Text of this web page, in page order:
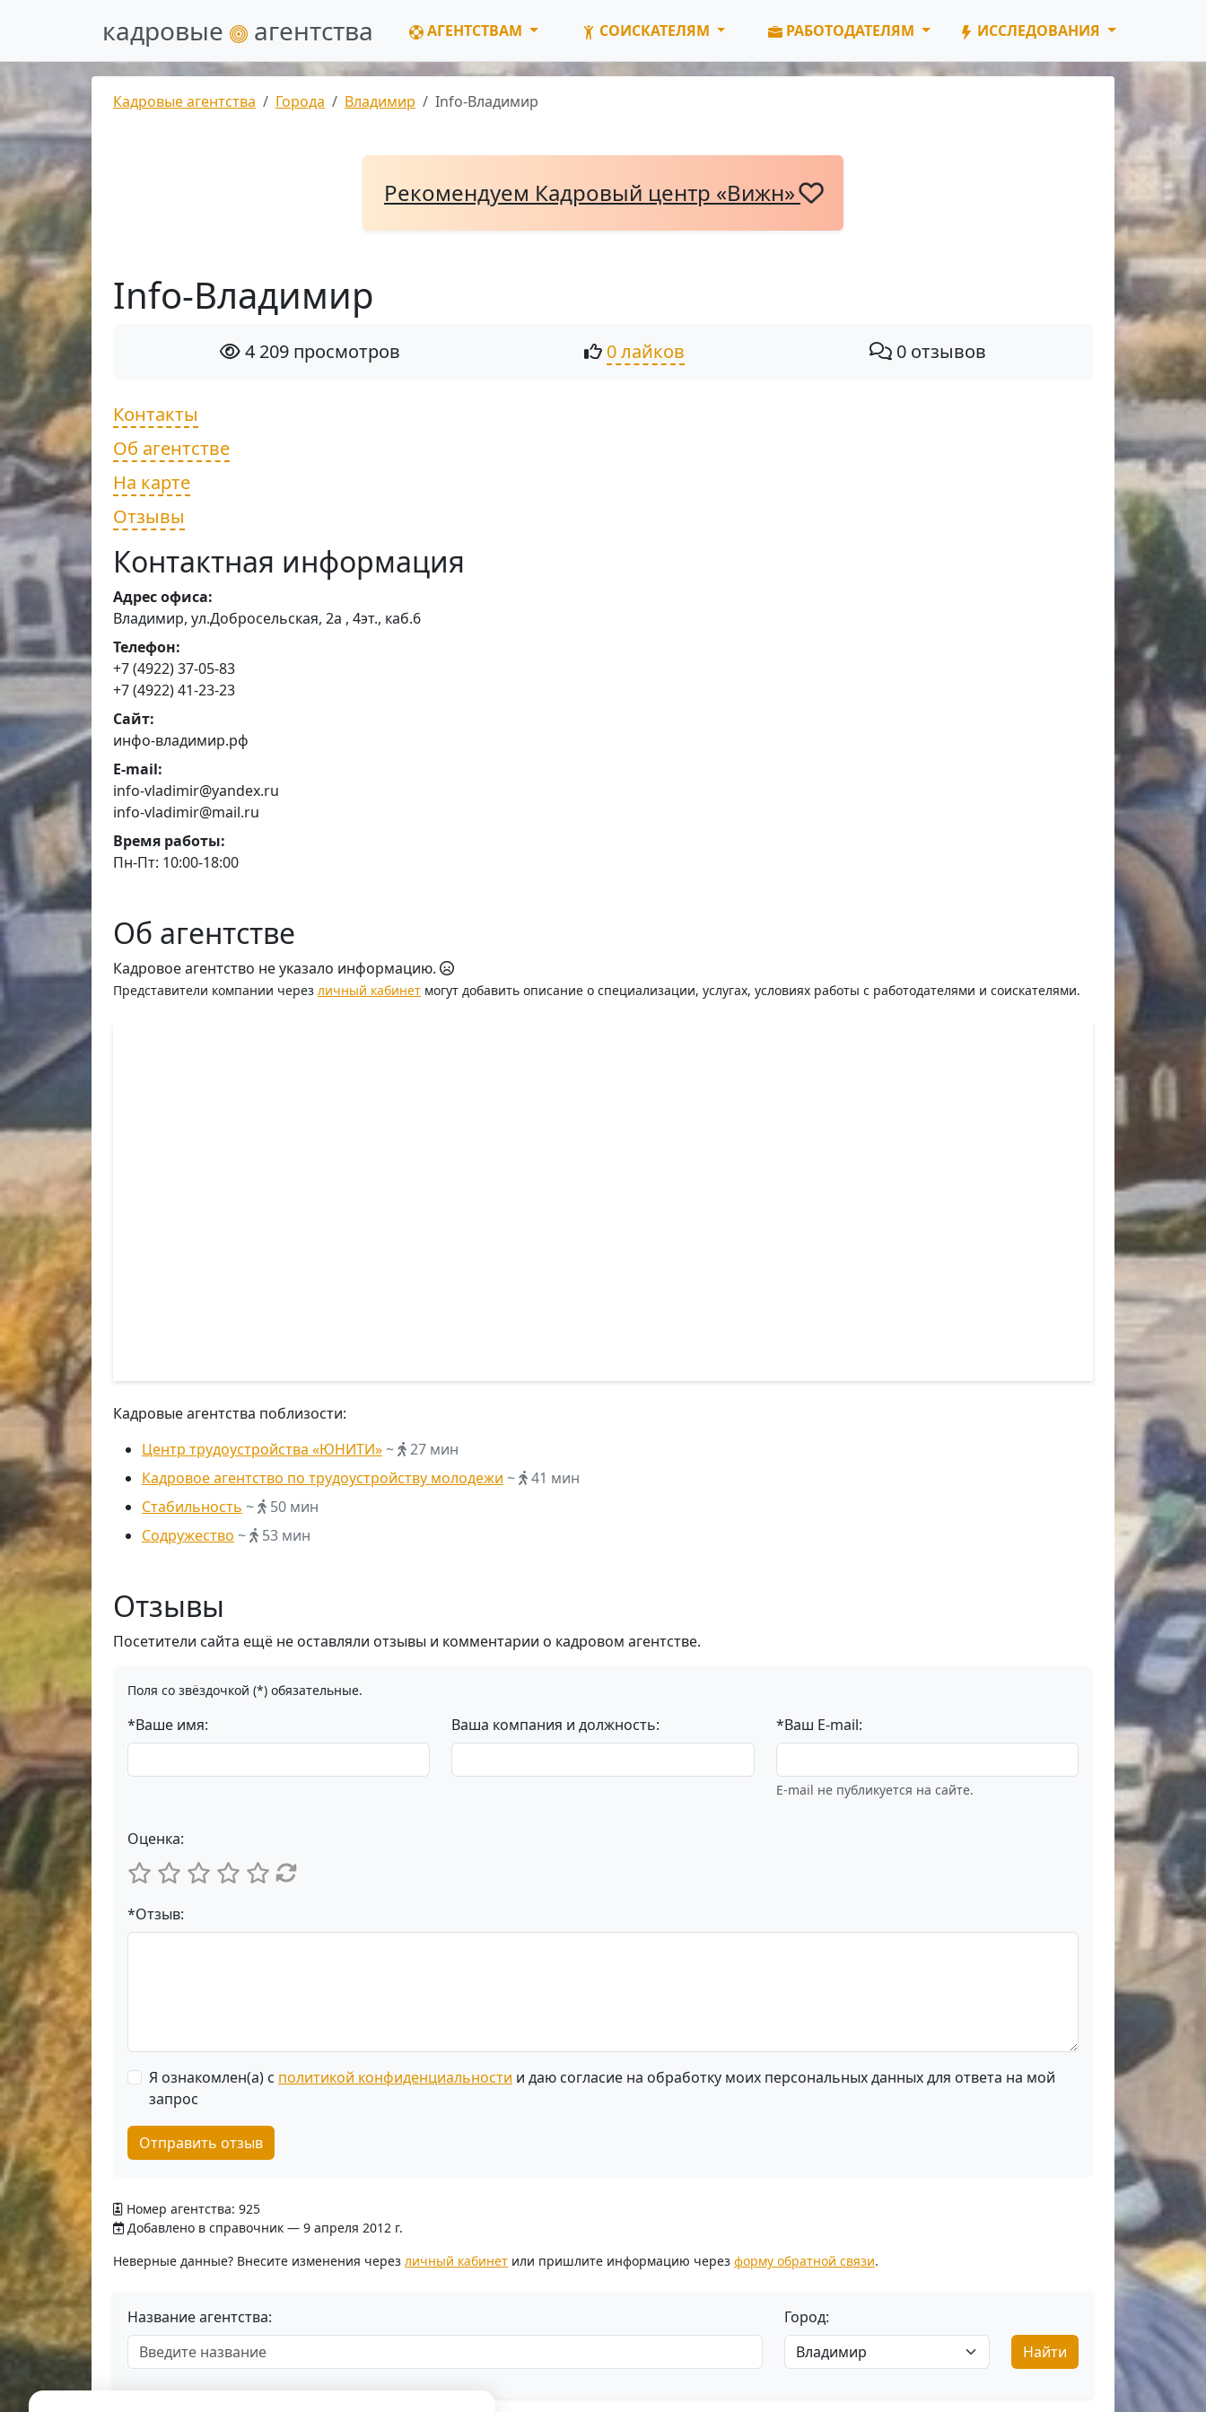
кадровые агентства АГЕНТСТВАМ СОИСКАТЕЛЯМ РАБОТОДАТЕЛЯМ ИССЛЕДОВАНИЯ
Кадровые агентства Города Владимир Info-Владимир
Рекомендуем Кадровый центр «Вижн»
Info-Владимир
4 209 просмотров 0 лайков 0 отзывов
Контакты
Об агентстве
На карте
Отзывы
Контактная информация
Адрес офиса:
Владимир, ул.Добросельская, 2а , 4эт., каб.6
Телефон:
+7 (4922) 37-05-83
+7 (4922) 41-23-23
Сайт:
инфо-владимир.рф
E-mail:
info-vladimir@yandex.ru
info-vladimir@mail.ru
Время работы:
Пн-Пт: 10:00-18:00
Об агентстве
Кадровое агентство не указало информацию.
Представители компании через личный кабинет могут добавить описание о специализации, услугах, условиях работы с работодателями и соискателями.
Кадровые агентства поблизости:
Центр трудоустройства «ЮНИТИ»~
27 мин
Кадровое агентство по трудоустройству молодежи ~
41 мин
Стабильность ~
50 мин
Содружество ~ 53 мин
Отзывы
Посетители сайта ещё не оставляли отзывы и комментарии о кадровом агентстве.
Поля со звёздочкой (*) обязательные.
*Ваше имя: Ваша компания и должность: *Ваш E-mail:
E-mail не публикуется на сайте.
Оценка:
*Отзыв:
Я ознакомлен(а) с политикой конфиденциальности и даю согласие на обработку моих персональных данных для ответа на мой
запрос
Отправить отзыв
Номер агентства: 925
Добавлено в справочник — 9 апреля 2012 г.
Неверные данные? Внесите изменения через личный кабинет или пришлите информацию через форму обратной связи.
Название агентства:
Город:
Найти